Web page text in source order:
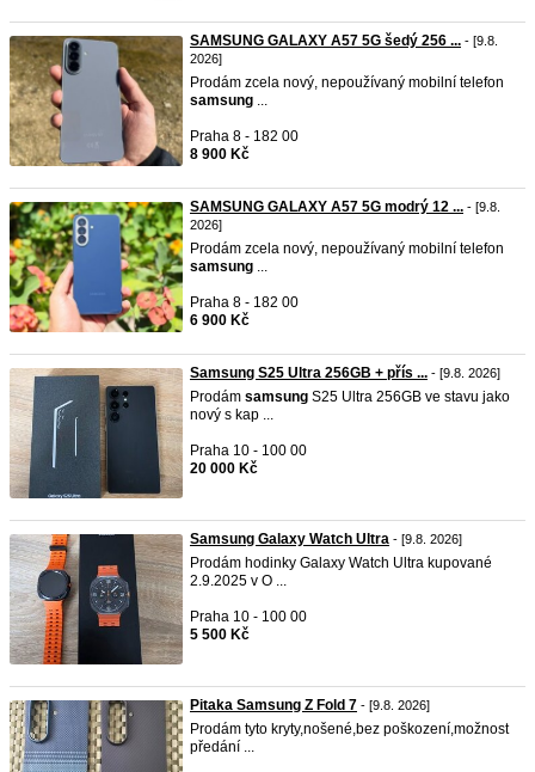
SAMSUNG GALAXY A57 5G šedý 256 ... - [9.8.
2026]
Prodám zcela nový, nepoužívaný mobilní telefon
samsung ...
Praha 8 - 182 00
8 900 Kč
SAMSUNG GALAXY A57 5G modrý 12 ... - [9.8.
2026]
Prodám zcela nový, nepoužívaný mobilní telefon
samsung ...
Praha 8 - 182 00
6 900 Kč
Samsung S25 Ultra 256GB + přís ... - [9.8. 2026]
Prodám samsung S25 Ultra 256GB ve stavu jako
nový s kap ...
Praha 10 - 100 00
20 000 Kč
Samsung Galaxy Watch Ultra - [9.8. 2026]
Prodám hodinky Galaxy Watch Ultra kupované
2.9.2025 v O ...
Praha 10 - 100 00
5 500 Kč
Pitaka Samsung Z Fold 7 - [9.8. 2026]
Prodám tyto kryty,nošené,bez poškození,možnost
předání ...